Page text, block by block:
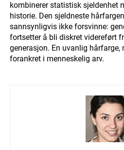
kombinerer statistisk sjeldenhet
historie. Den sjeldneste
sannsynligvis ikke forsvinne:
fortsetter å bli diskret videreført
generasjon. En uvanlig hårfarge,
forankret i menneskelig arv.